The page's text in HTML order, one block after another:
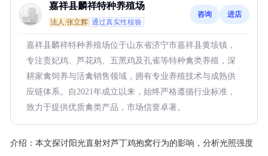
嘉祥县麟祥特种养殖场
法人:张立辉 通过真实性核验
咨询 进店
嘉祥县麟祥特种养殖场位于山东省济宁市嘉祥县黄垓镇，
专注贵妃鸡、芦花鸡、五黑鸡及孔雀等特种禽类养殖，深
耕家禽饲养与活禽销售领域，拥有专业养殖技术与成熟供
应链体系。自2021年成立以来，始终严格遵循行业标准，
致力于提供优质禽类产品，市场信誉卓著。
介绍： 本文探讨阳光直射对芦丁鸡抱窝行为的影响，分析光照强度